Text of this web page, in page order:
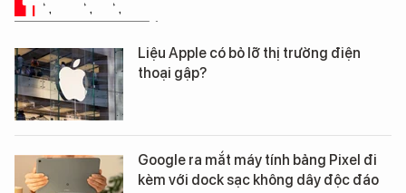
TIN CÔNG NGHỆ
Liệu Apple có bỏ lỡ thị trường điện
thoại gập?
Google ra mắt máy tính bảng Pixel đi
kèm với dock sạc không dây độc đáo